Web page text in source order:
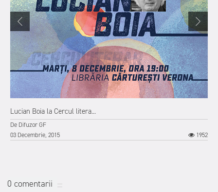
Lucian Boia la Cercul litera...
De Difuzor GF
03 Decembrie, 2015
1952
0 comentarii